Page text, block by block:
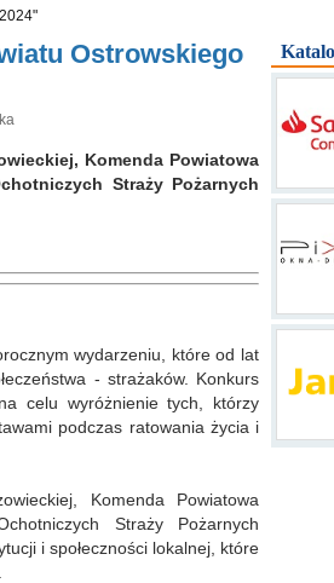
Ostrowskiego
Komenda Powiatowa
Straży Pożarnych
wydarzeniu, które od lat
- strażaków. Konkurs
celu wyróżnienie tych, którzy
podczas ratowania życia i
Komenda Powiatowa
Straży Pożarnych
i społeczności lokalnej, które